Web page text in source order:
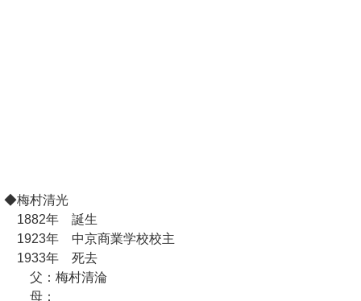
◆梅村清光
1882年 誕生
1923年 中京商業学校校主
1933年 死去
父：梅村清淪
母：